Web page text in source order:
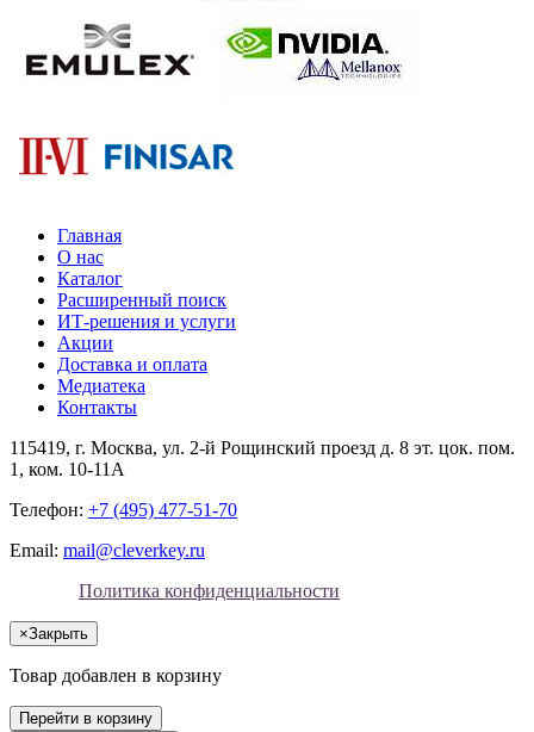
Главная
О нас
Каталог
Расширенный поиск
ИТ-решения и услуги
Акции
Доставка и оплата
Медиатека
Контакты
115419, г. Москва, ул. 2-й Рощинский проезд д. 8 эт. цок. пом.
1, ком. 10-11А
Телефон: +7 (495) 477-51-70
Email: mail@cleverkey.ru
Политика конфиденциальности
×Закрыть
Товар добавлен в корзину
Перейти в корзину